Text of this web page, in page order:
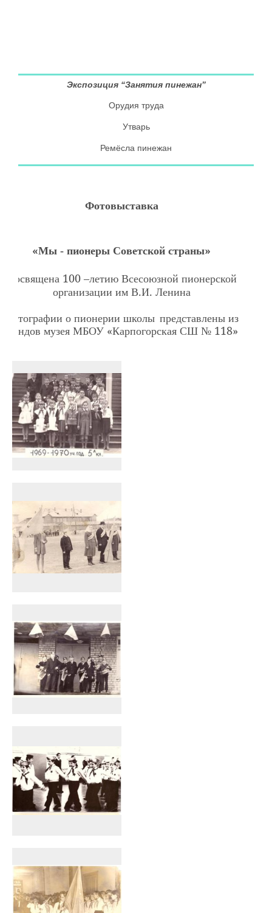
Экспозиция “Занятия пинежан”
Орудия труда
Утварь
Ремёсла пинежан
Фотовыставка
«Мы - пионеры Советской страны»
Посвящена100 –летию Всесоюзной пионерской
организации им В.И. Ленина
Фотографии о пионерии школы представлены из
фондов музея МБОУ«Карпогорская СШ № 118»